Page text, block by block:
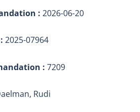
: 2026-06-20
2025-07964
: 7209
Rudi